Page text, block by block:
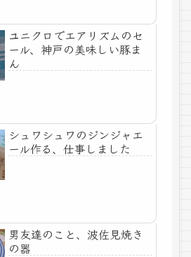
ユニクロでエアリズムのセ
ール、神戸の美味しい豚ま
ん
シュワシュワのジンジャエ
ール作る、仕事しました
男友達のこと、波佐見焼き
の器